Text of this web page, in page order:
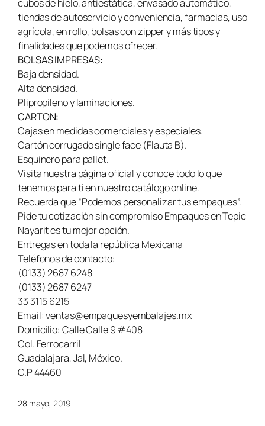
cubos de hielo, antiestática, envasado automático,
tiendas de autoservicio y conveniencia, farmacias, uso
agrícola, en rollo, bolsas con zipper y más tipos y
finalidades que podemos ofrecer.
BOLSAS IMPRESAS:
Baja densidad.
Alta densidad.
Plipropileno y laminaciones.
CARTON:
Cajas en medidas comerciales y especiales.
Cartón corrugado single face (Flauta B).
Esquinero para pallet.
Visita nuestra página oficial y conoce todo lo que
tenemos para ti en nuestro catálogo online.
Recuerda que “Podemos personalizar tus empaques”.
Pide tu cotización sin compromiso Empaques en Tepic
Nayarit es tu mejor opción.
Entregas en toda la república Mexicana
Teléfonos de contacto:
(0133) 2687 6248
(0133) 2687 6247
33 3115 6215
Email: ventas@empaquesyembalajes.mx
Domicilio: Calle Calle 9 #408
Col. Ferrocarril
Guadalajara, Jal, México.
C.P 44460
28 mayo, 2019